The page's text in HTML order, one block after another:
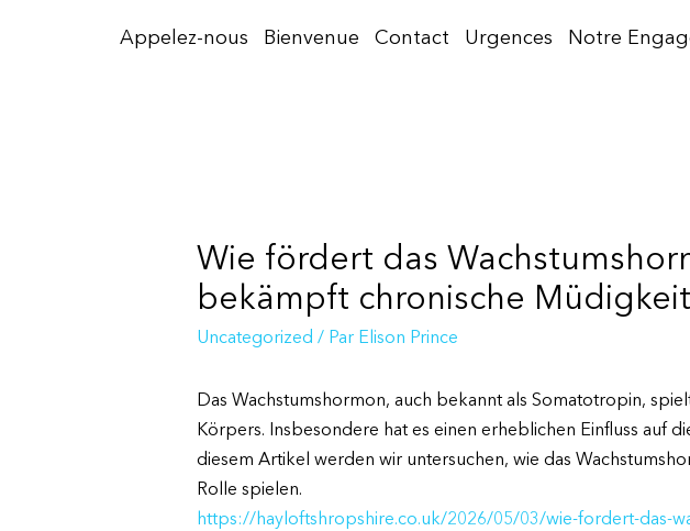
Appelez-nous Bienvenue Contact Urgences Notre
Wie fördert das
bekämpft chronische
Uncategorized / Par Elison Prince
Das Wachstumshormon, auch bekannt als Somatotropin,
Körpers. Insbesondere hat es einen erheblichen Einfluss auf
diesem Artikel werden wir untersuchen, wie das
Rolle spielen.
https://hayloftshropshire.co.uk/2026/05/03/wie-fordert-das-